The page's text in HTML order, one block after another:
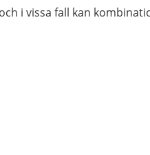
och i vissa fall kan